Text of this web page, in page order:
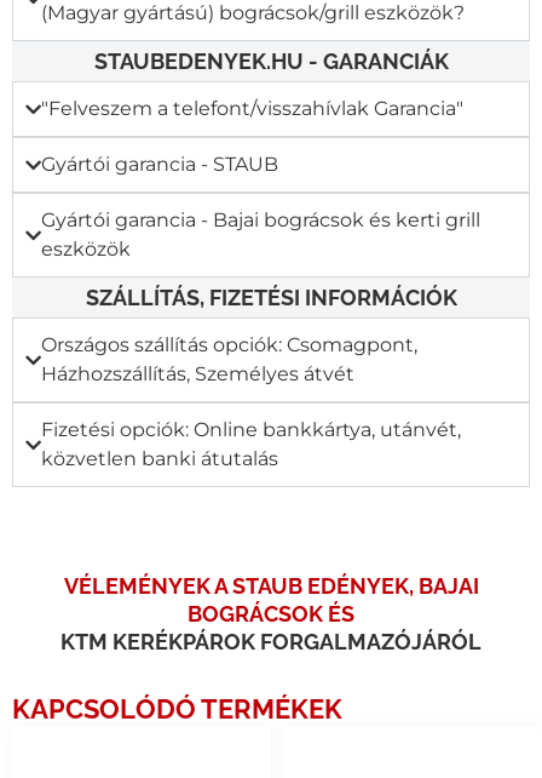
(Magyar gyártású) bográcsok/grill eszközök?
STAUBEDENYEK.HU - GARANCIÁK
"Felveszem a telefont/visszahívlak Garancia"​
Gyártói garancia - STAUB
Gyártói garancia - Bajai bográcsok és kerti grill
eszközök
SZÁLLÍTÁS, FIZETÉSI INFORMÁCIÓK
Országos szállítás opciók: Csomagpont,
Házhozszállítás, Személyes átvét
Fizetési opciók: Online bankkártya, utánvét,
közvetlen banki átutalás
VÉLEMÉNYEK A STAUB EDÉNYEK, BAJAI
BOGRÁCSOK ÉS
KTM KERÉKPÁROK FORGALMAZÓJÁRÓL
KAPCSOLÓDÓ TERMÉKEK